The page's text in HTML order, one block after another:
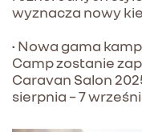
wyznacza nowy
• Nowa gama
Camp zostanie
Caravan Salon
sierpnia – 7